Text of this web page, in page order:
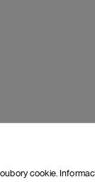
cookie.